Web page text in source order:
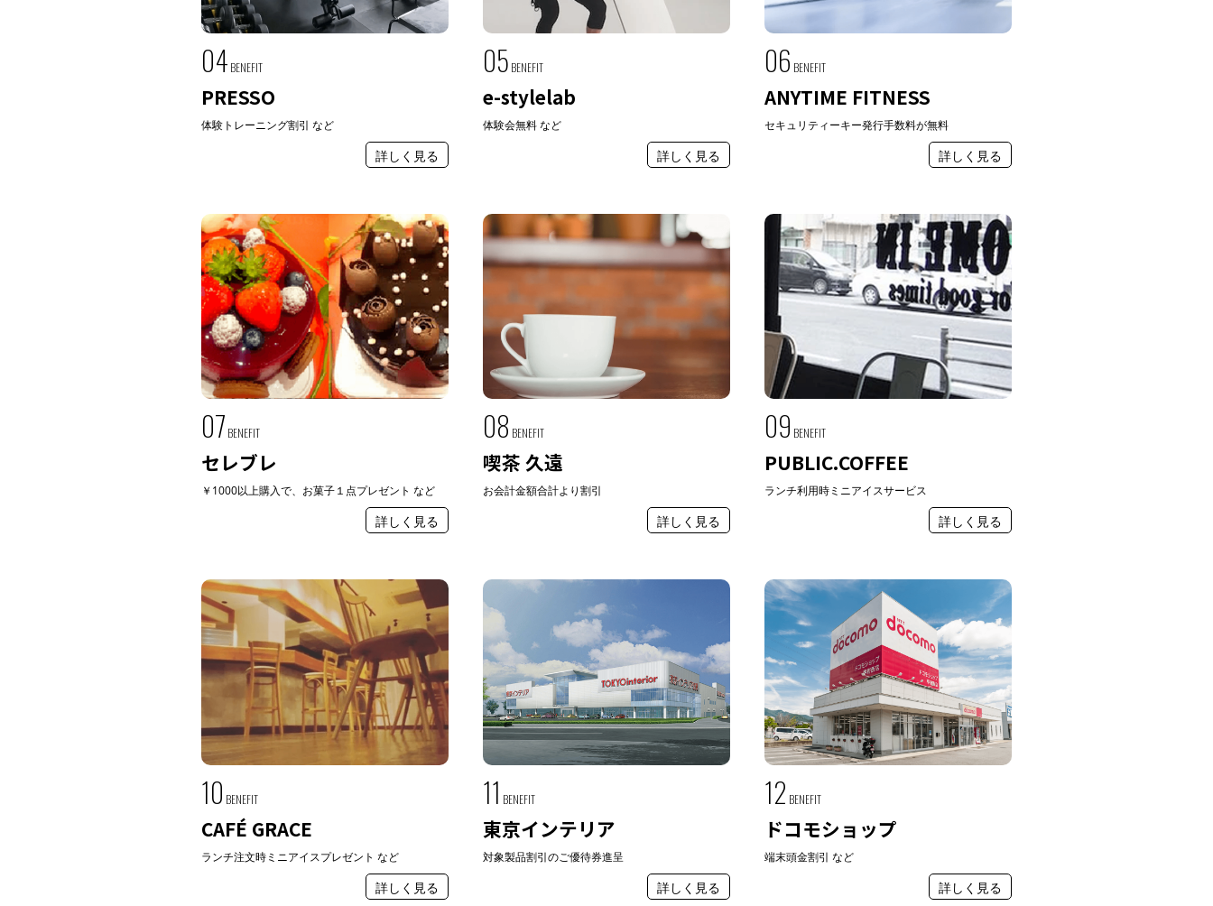
04 BENEFIT
PRESSO
体験トレーニング割引 など
詳しく見る
05 BENEFIT
e-stylelab
体験会無料 など
詳しく見る
06 BENEFIT
ANYTIME FITNESS
セキュリティーキー発行手数料が無料
詳しく見る
07 BENEFIT
セレブレ
￥1000以上購入で、お菓子１点プレゼント など
詳しく見る
08 BENEFIT
喫茶 久遠
お会計金額合計より割引
詳しく見る
09 BENEFIT
PUBLIC.COFFEE
ランチ利用時ミニアイスサービス
詳しく見る
10 BENEFIT
CAFÉ GRACE
ランチ注文時ミニアイスプレゼント など
詳しく見る
11 BENEFIT
東京インテリア
対象製品割引のご優待券進呈
詳しく見る
12 BENEFIT
ドコモショップ
端末頭金割引 など
詳しく見る